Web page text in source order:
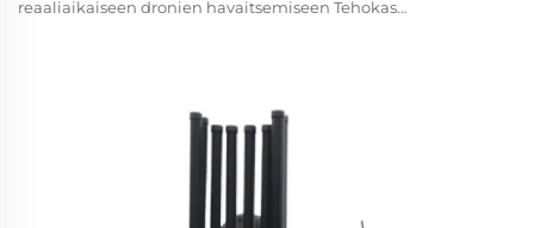
reaaliaikaiseen dronien havaitsemiseen Tehokas
antureiden tietojen korrelaatiota luodakseen...